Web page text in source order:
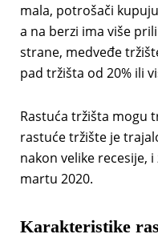
mala, potrošači
a na berzi ima više
strane, medveđe
pad tržišta od 20% ili
Rastuća tržišta mogu
rastuće tržište je
nakon velike recesije,
martu 2020.
Karakteristike